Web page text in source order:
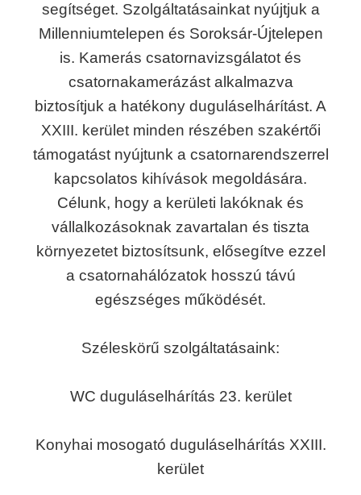
segítséget. Szolgáltatásainkat nyújtjuk a
Millenniumtelepen és Soroksár-Újtelepen
is. Kamerás csatornavizsgálatot és
csatornakamerázást alkalmazva
biztosítjuk a hatékony duguláselhárítást. A
XXIII. kerület minden részében szakértői
támogatást nyújtunk a csatornarendszerrel
kapcsolatos kihívások megoldására.
Célunk, hogy a kerületi lakóknak és
vállalkozásoknak zavartalan és tiszta
környezetet biztosítsunk, elősegítve ezzel
a csatornahálózatok hosszú távú
egészséges működését.
Széleskörű szolgáltatásaink:
WC duguláselhárítás 23. kerület
Konyhai mosogató duguláselhárítás XXIII.
kerület